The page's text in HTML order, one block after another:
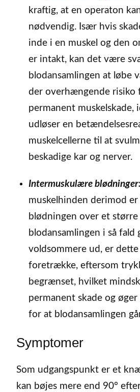
kraftig, at en operaton
nødvendig. Især hvis
inde i en muskel og den
er intakt, kan det være
blodansamlingen at løbe
der overhængende risiko
permanent muskelskade,
udløser en
muskelcellerne til at
beskadige kar og nerver.
Intermuskulære blødninger:
muskelhinden derimod
blødningen over et større
blodansamlingen i så fald
voldsommere ud, er
foretrække, eftersom
begrænset, hvilket
permanent skade og
for at blodansamlingen
Symptomer
Som udgangspunkt er et
kan bøjes mere end 90°